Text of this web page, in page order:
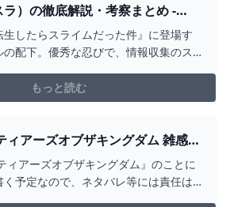
）の徹底解説・考察まとめ -
ト
生したらスライムだった件』に登場す
配下。優秀な忍びで、情報収集のス
れるという過去を持つ。その復讐を果
配下に加わることとなった。復讐を
ていく。
もっと読む
ィアーズオブザキングダム 雑感5
ィアーズオブザキングダム』のことに
予定なので、ネタバレ等には責任は